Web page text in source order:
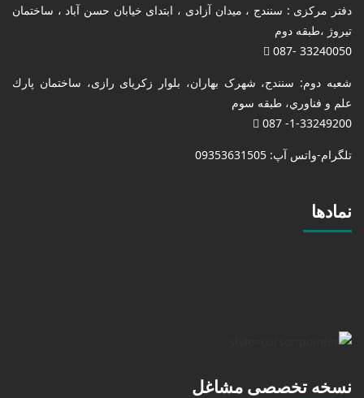
دفتر مرکزی : سنندج ، میدان آزادی ، ابتدای خیابان حسن آباد ، ساختمان
تیروژ ،طبقه دوم
33240050 -087
شعبه دوم: سنندج، شهرک بهاران، بلوار زکریای رازی، ساختمان پارك
علم و فناوري، طبقه سوم
1-33249200- 087
تلگرام-واتس آپ: 09353631505
نمادها
نسخه تخصصی مشاغل